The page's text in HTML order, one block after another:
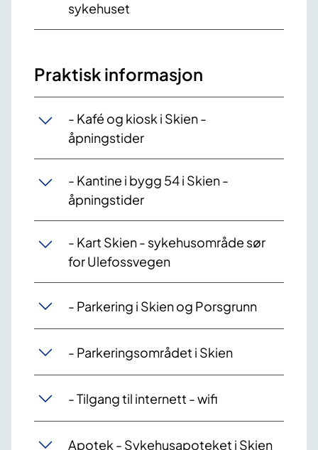
sykehuset
Praktisk informasjon
- Kafé og kiosk i Skien -
åpningstider
- Kantine i bygg 54 i Skien -
åpningstider
- Kart Skien - sykehusområde sør
for Ulefossvegen
- Parkering i Skien og Porsgrunn
- Parkeringsområdet i Skien
- Tilgang til internett - wifi
Apotek - Sykehusapoteket i Skien